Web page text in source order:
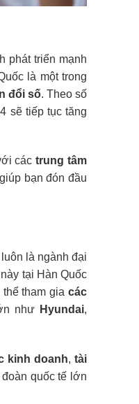
phát triển mạnh
là một trong
đổi số. Theo số
sẽ tiếp tục tăng
cáctrung tâm
bạn đón đầu
là ngành đại
tại Hàn Quốc
tham gia các
như Hyundai,
kinh doanh,tài
quốc tế lớn